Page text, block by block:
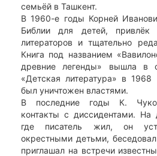
семьёй в Ташкент.
В 1960-е годы Корней
Библии для детей,
литераторов и тщательно
Книга под названием
древние легенды» вышла в
«Детская литература» в
был уничтожен властями.
В последние годы К.
контакты с диссидентами. На
где писатель жил, он
окрестными детьми,
приглашал на встречи